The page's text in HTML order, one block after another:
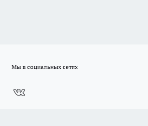
Мы в социальных сетях